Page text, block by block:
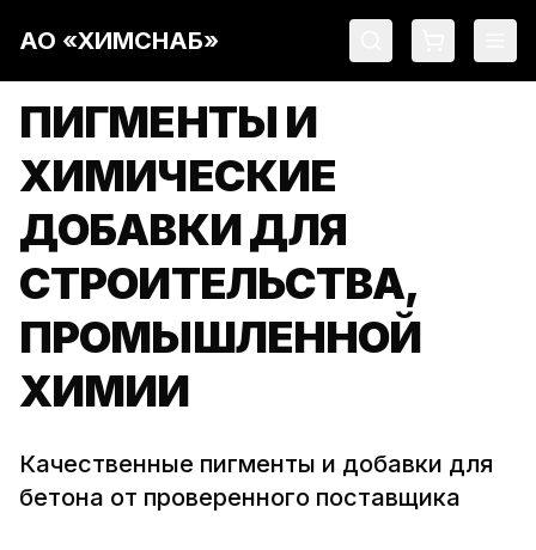
АО «ХИМСНАБ»
ПИГМЕНТЫ И
ХИМИЧЕСКИЕ
ДОБАВКИ ДЛЯ
СТРОИТЕЛЬСТВА,
ПРОМЫШЛЕННОЙ
ХИМИИ
Качественные пигменты и добавки для
бетона от проверенного поставщика